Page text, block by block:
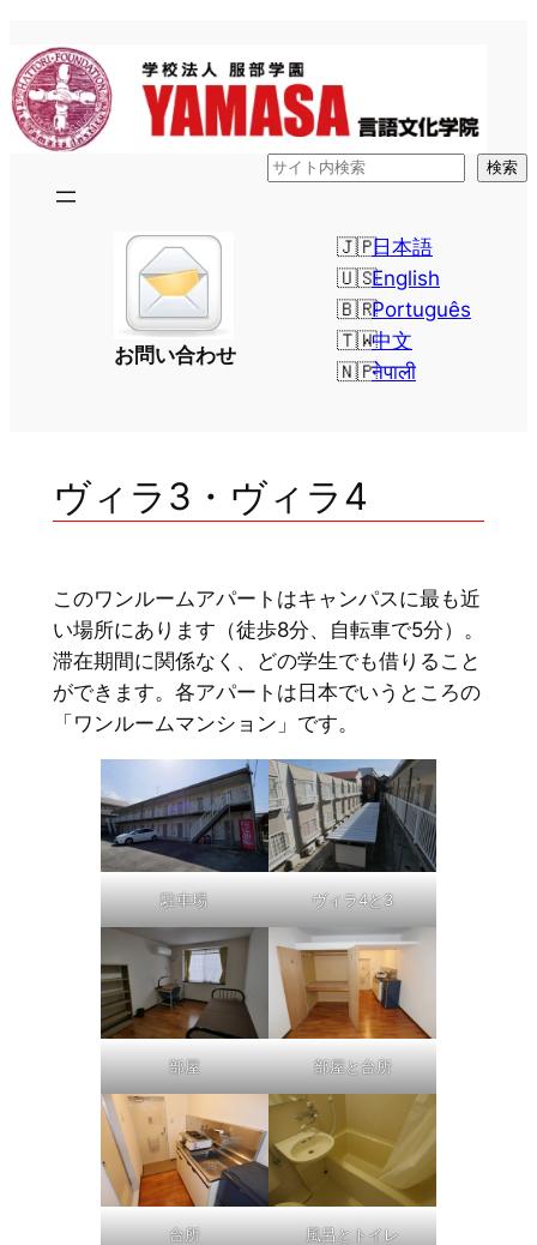
容
を
ス
検
検索
お問い合わせ
English
日本語
नेपाली
Português
中文
ヴィラ3・ヴィラ4
このワンルームアパートはキャンパスに最も近
い場所にあります（徒歩8分、自転車で5分）。
滞在期間に関係なく、どの学生でも借りること
ができます。各アパートは日本でいうところの
「ワンルームマンション」です。
駐車場 ヴィラ4と3
部屋 部屋と台所
台所 風呂とトイレ